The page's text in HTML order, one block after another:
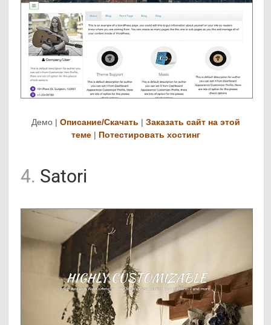
Демо |Описание/Скачать |Заказать сайт на этой
теме | Потестировать хостинг
4. Satori